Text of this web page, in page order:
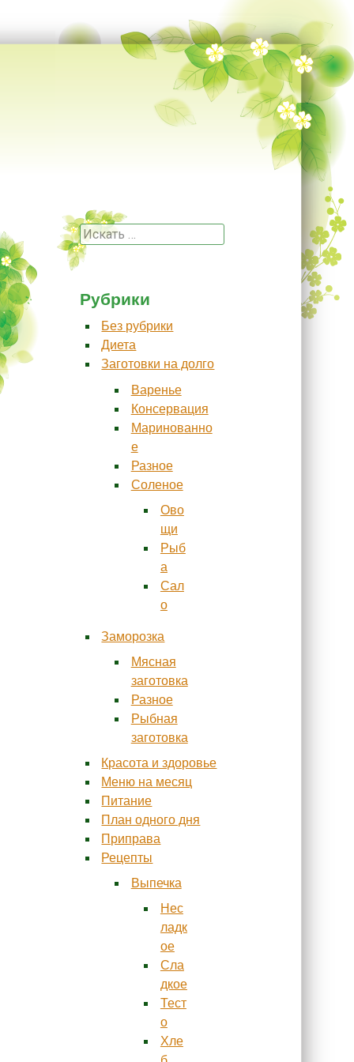
Поиск
Рубрики
Без рубрики
Диета
Заготовки на долго
Варенье
Консервация
Маринованно
е
Разное
Соленое
Ово
щи
Рыб
а
Сал
о
Заморозка
Мясная
заготовка
Разное
Рыбная
заготовка
Красота и здоровье
Меню на месяц
Питание
План одного дня
Приправа
Рецепты
Выпечка
Нес
ладк
ое
Сла
дкое
Тест
о
Хле